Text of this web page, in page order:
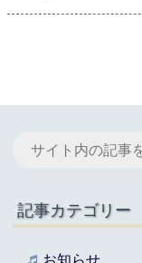
記事カテゴリー